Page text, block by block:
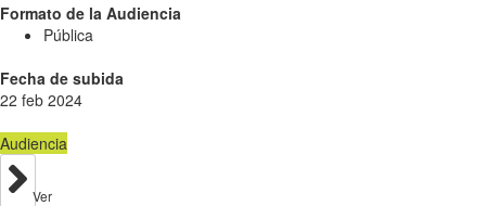
Formato de la Audiencia
Pública
Fecha de subida
22 feb 2024
Audiencia
Ver